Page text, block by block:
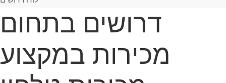
דרושים בתחום
מכירות במקצוע